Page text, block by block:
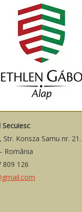
Konsza Samu nr. 21.
România
809 126